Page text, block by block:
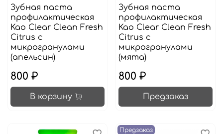
Зубная паста
профилактическая
Kao Clear Clean Fresh
Citrus с
микрогранулами
(апельсин)
800 ₽
В корзину
Зубная паста
профилактическая
Kao Clear Clean Fresh
Citrus с
микрогранулами
(мята)
800 ₽
Предзаказ
Предзаказ